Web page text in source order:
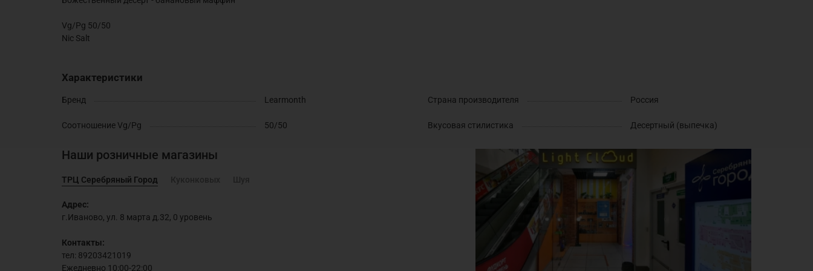
Vg/Pg 50/50
Nic Salt
Характеристики
Бренд Learmonth Страна производителя Россия
Соотношение Vg/Pg 50/50 Вкусовая стилистика Десертный (выпечка)
Наши розничные магазины
ТРЦ Серебряный Город
Адрес:
г.Иваново, ул. 8 марта д.32, 0 уровень
Контакты:
тел: 89203421019
Ежедневно 10:00-22:00